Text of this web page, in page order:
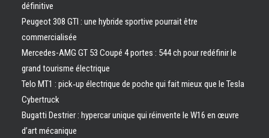
définitive
Peugeot 308 GTI : une hybride sportive pourrait être
commercialisée
Mercedes-AMG GT 53 Coupé 4 portes : 544 ch pour redéfinir le
grand tourisme électrique
Telo MT1 : pick‑up électrique de poche qui fait mieux que le Tesla
Cybertruck
Bugatti Destrier : hypercar unique qui réinvente le W16 en œuvre
d’art mécanique